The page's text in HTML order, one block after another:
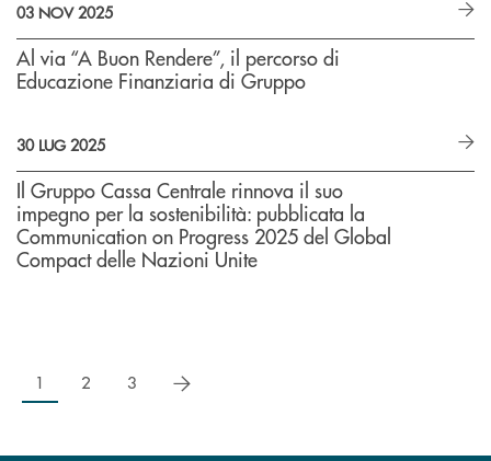
03 NOV 2025
Al via “A Buon Rendere”, il percorso di
Educazione Finanziaria di Gruppo
30 LUG 2025
Il Gruppo Cassa Centrale rinnova il suo
impegno per la sostenibilità: pubblicata la
Communication on Progress 2025 del Global
Compact delle Nazioni Unite
1 2 3 successivo